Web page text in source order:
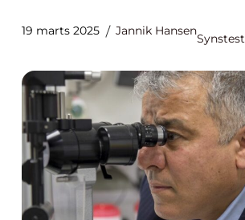
19 marts 2025 Jannik Hansen
Synstest